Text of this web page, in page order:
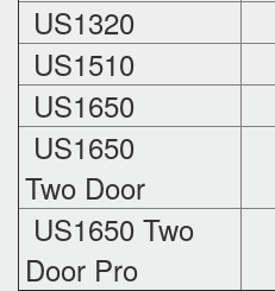
US1320
US1510
US1650
US1650
Two Door
US1650 Two
Door Pro